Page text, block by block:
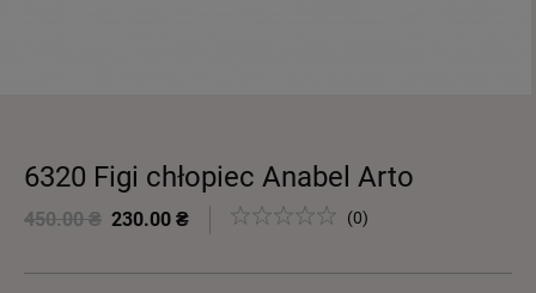
6320 Figi chłopiec Anabel Arto
450.00 ₴ 230.00 ₴ (0)